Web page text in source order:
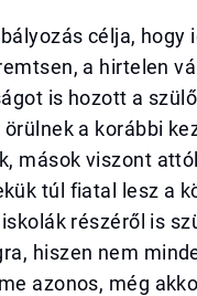
célja, hogy
a hirtelen
is hozott a
örülnek a korábbi
mások viszont
túl fiatal lesz a
részéről is
hiszen nem
azonos, még